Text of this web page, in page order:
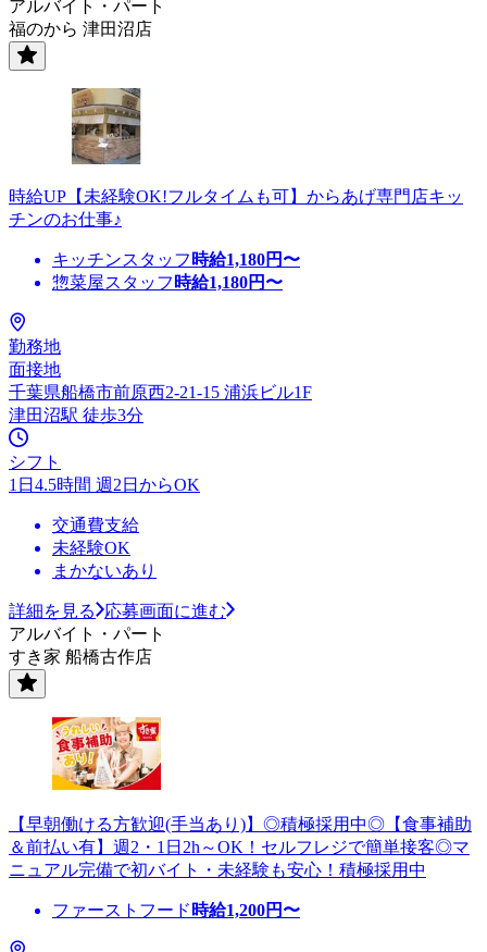
アルバイト・パート
福のから 津田沼店
時給UP【未経験OK!フルタイムも可】からあげ専門店キッ
チンのお仕事♪
キッチンスタッフ 時給1,180円〜
惣菜屋スタッフ 時給1,180円〜
勤務地
面接地
千葉県船橋市前原西2-21-15 浦浜ビル1F
津田沼駅 徒歩3分
シフト
1日4.5時間 週2日からOK
交通費支給
未経験OK
まかないあり
詳細を見る
応募画面に進む
アルバイト・パート
すき家 船橋古作店
【早朝働ける方歓迎(手当あり)】◎積極採用中◎【食事補助
＆前払い有】週2・1日2h～OK！セルフレジで簡単接客◎マ
ニュアル完備で初バイト・未経験も安心！積極採用中
ファーストフード 時給1,200円〜